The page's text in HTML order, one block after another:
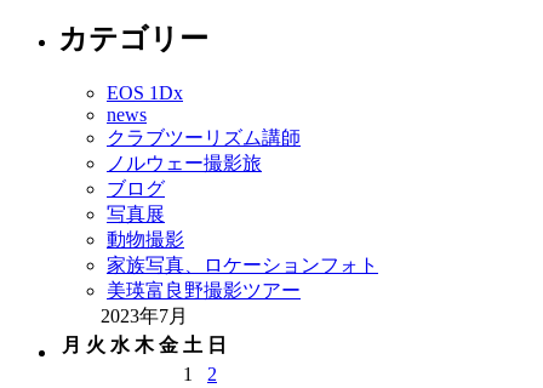
カテゴリー
EOS 1Dx
news
クラブツーリズム講師
ノルウェー撮影旅
ブログ
写真展
動物撮影
家族写真、ロケーションフォト
美瑛富良野撮影ツアー
2023年7月
月 火 水 木 金 土 日
1
2